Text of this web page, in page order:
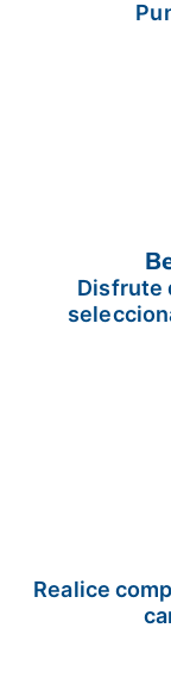
Disfrute
Realice